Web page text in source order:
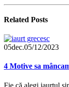
Related Posts
05dec.05/12/2023
4 Motive sa
Fie că alegi iaurtul